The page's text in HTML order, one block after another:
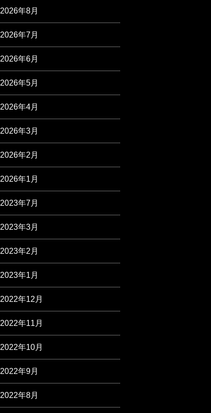
2026年8月
2026年7月
2026年6月
2026年5月
2026年4月
2026年3月
2026年2月
2026年1月
2023年7月
2023年3月
2023年2月
2023年1月
2022年12月
2022年11月
2022年10月
2022年9月
2022年8月